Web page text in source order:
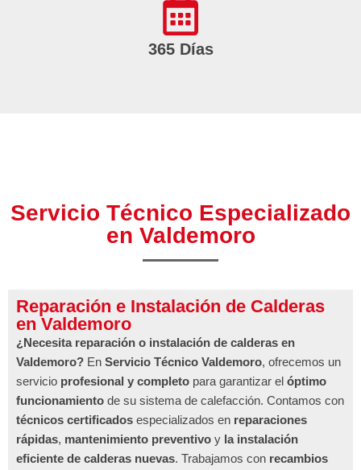
365 Días
Servicio Técnico Especializado
en Valdemoro
Reparación e Instalación de Calderas
en Valdemoro
¿Necesita reparación o instalación de calderas en
Valdemoro? En Servicio Técnico Valdemoro, ofrecemos un
servicio profesional y completo para garantizar el óptimo
funcionamiento de su sistema de calefacción. Contamos con
técnicos certificados especializados en reparaciones
rápidas, mantenimiento preventivo y la instalación
eficiente de calderas nuevas. Trabajamos con recambios